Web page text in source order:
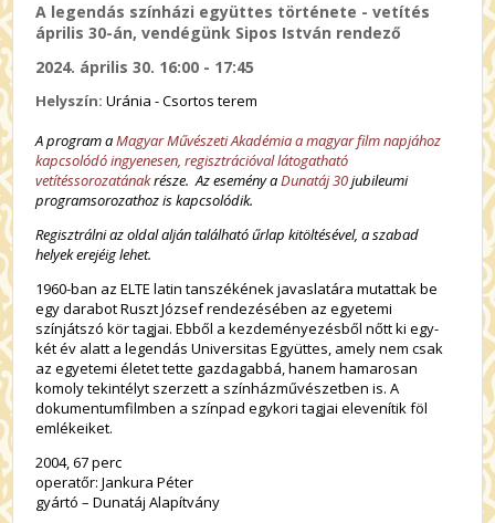
A legendás színházi együttes története - vetítés
április 30-án, vendégünk Sipos István rendező
2024. április 30. 16:00 - 17:45
Helyszín:Uránia - Csortos terem
A program aMagyar Művészeti Akadémia a magyar film napjához
kapcsolódó ingyenesen, regisztrációval látogatható
vetítéssorozatánakrésze. Az esemény aDunatáj 30jubileumi
programsorozathoz is kapcsolódik.
Regisztrálni az oldal alján található űrlap kitöltésével, a szabad
helyek erejéig lehet.
1960-ban az ELTE latin tanszékének javaslatára mutattak be
egy darabot Ruszt József rendezésében az egyetemi
színjátszó kör tagjai. Ebből a kezdeményezésből nőtt ki egy-
két év alatt a legendás Universitas Együttes, amely nem csak
az egyetemi életet tette gazdagabbá, hanem hamarosan
komoly tekintélyt szerzett a színházművészetben is. A
dokumentumfilmben a színpad egykori tagjai elevenítik föl
emlékeiket.
2004, 67 perc
operatőr: Jankura Péter
gyártó – Dunatáj Alapítvány